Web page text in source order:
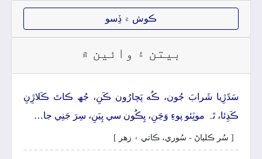
ڪوش ۾ ڏِسو
بيتن ۽ وائين ۾
سَڌَڙِيا شَرابَ جُون، ڪُه پَچارُون ڪَنِ، جُھ ڪاتَ ڪَلاڙِنِ
ڪَڍِئا، تَہ موٽِئو پوءِ وَڃَنِ، پِڪُون سي پِيَنِ، سِرَ جَنِي جا…
[ سُر ڪلياڻ - سُوري، ڪاتي ۽ زھر ]